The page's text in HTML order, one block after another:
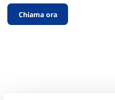
Chiama ora